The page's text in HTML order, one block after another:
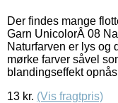
Der findes mange
Garn UnicolorÂ 08
Naturfarven er lys og
mørke farver såvel
blandingseffekt
13 kr. (Vis fragtpris)